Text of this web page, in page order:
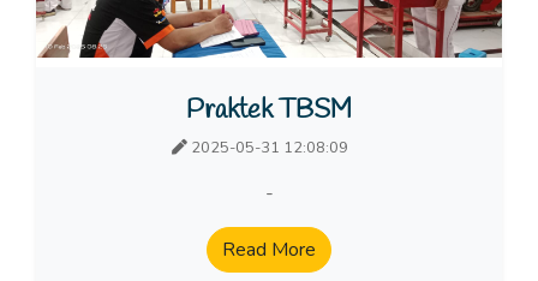
Praktek TBSM
2025-05-31 12:08:09
-
Read More